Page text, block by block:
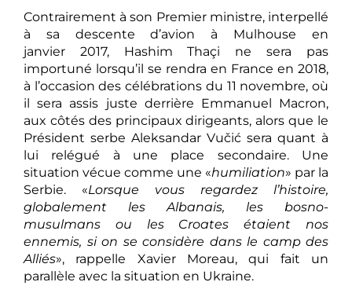
Contrairement à son Premier ministre, interpellé
à sa descente d’avion à Mulhouse en
janvier 2017, Hashim Thaçi ne sera pas
importuné lorsqu’il se rendra en France en 2018,
à l’occasion des célébrations du 11 novembre, où
il sera assis juste derrière Emmanuel Macron,
aux côtés des principaux dirigeants, alors que le
Président serbe Aleksandar Vučić sera quant à
lui relégué à une place secondaire. Une
situation vécue comme une «humiliation» par la
Serbie. «Lorsque vous regardez l’histoire,
globalement les Albanais, les bosno-
musulmans ou les Croates étaient nos
ennemis, si on se considère dans le camp des
Alliés», rappelle Xavier Moreau, qui fait un
parallèle avec la situation en Ukraine.